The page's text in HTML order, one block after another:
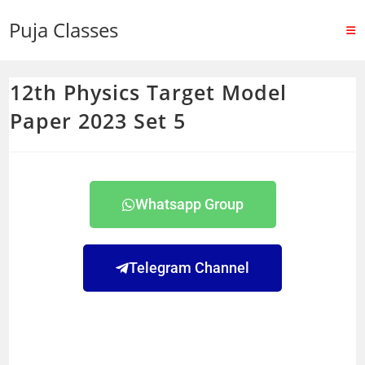
Puja Classes
12th Physics Target Model
Paper 2023 Set 5
Whatsapp Group
Telegram Channel